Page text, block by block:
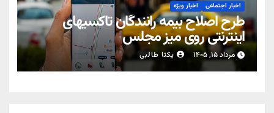
اخبار اجتماعی اخبار ویژه
طرح اصلاح بیمه رانندگان تاکسیهای
اینترنتی روی میز مجلس
مرداد ۱۵, ۱۴۰۵ یکتا طالبی